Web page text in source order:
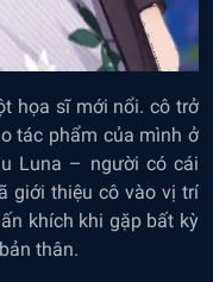
họa sĩ mới nổi. cô trở
tác phẩm của mình ở
Luna – người có cái
giới thiệu cô vào vị trí
khích khi gặp bất kỳ
thân.